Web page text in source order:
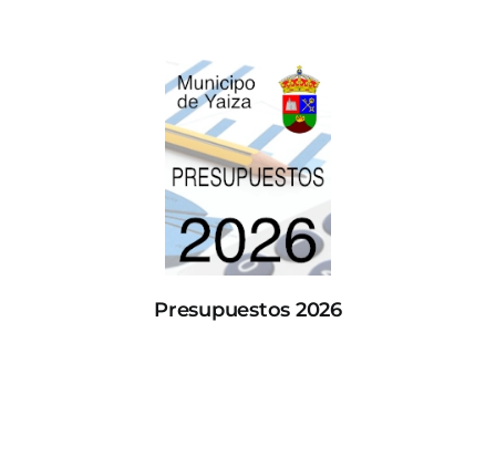
Presupuestos 2026